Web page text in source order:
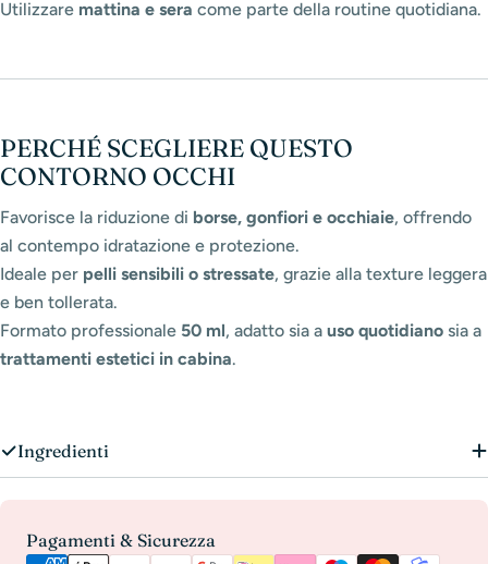
Utilizzare mattina e sera come parte della routine quotidiana.
PERCHÉ SCEGLIERE QUESTO
CONTORNO OCCHI
Favorisce la riduzione di borse, gonfiori e occhiaie, offrendo
al contempo idratazione e protezione.
Ideale per pelli sensibili o stressate, grazie alla texture leggera
e ben tollerata.
Formato professionale 50 ml, adatto sia a uso quotidiano sia a
trattamenti estetici in cabina.
Ingredienti
Pagamenti & Sicurezza
Metodi